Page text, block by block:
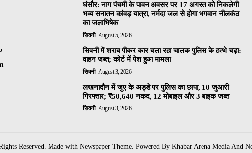
घंसौर: नाग पंचमी के पावन अवसर पर 17 अगस्त को निकलेगी
भव्य सनातन कांवड़ यात्रा, नर्मदा जल से होगा भगवान नीलकंठ
का जलाभिषेक
सिवनी August 5, 2026
सिवनी में शराब पीकर कार चला रहा चालक पुलिस के हत्थे चढ़ा:
वाहन जब्त; कोर्ट में पेश हुआ मामला
सिवनी August 3, 2026
लखनादौन में जुए के अड्डे पर पुलिस का छापा, 10 जुआरी
गिरफ्तार; ₹50,640 नकद, 12 मोबाइल और 3 बाइक जब्त
सिवनी August 3, 2026
Reserved. Made with Newspaper Theme. Powered By Khabar Arena Media And